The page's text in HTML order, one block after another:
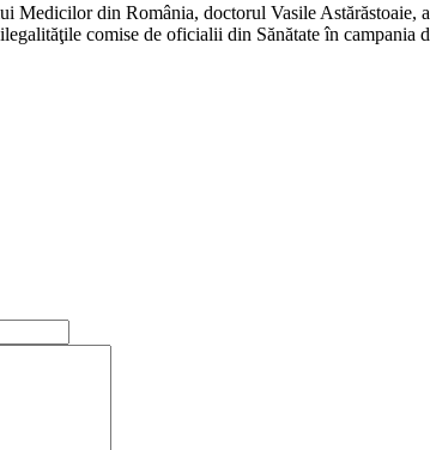
din România, doctorul Vasile Astărăstoaie,
comise de oficialii din Sănătate în campania